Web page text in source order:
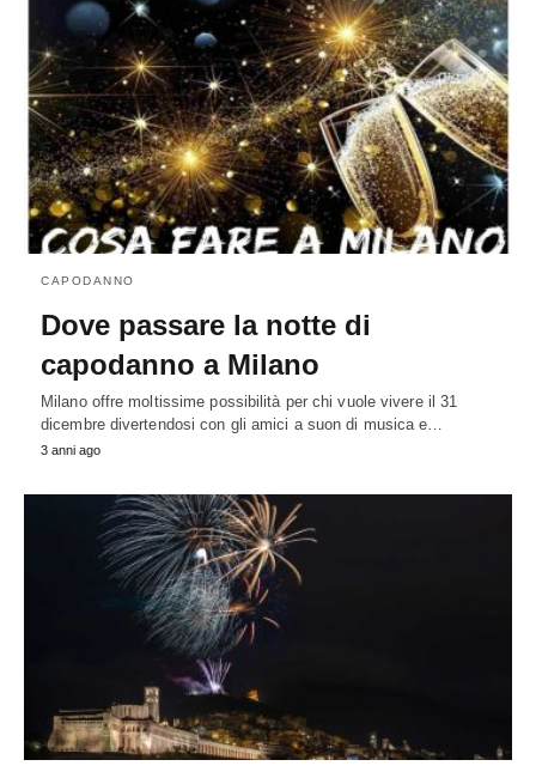
CAPODANNO
Dove passare la notte di
capodanno a Milano
Milano offre moltissime possibilità per chi vuole vivere il 31
dicembre divertendosi con gli amici a suon di musica e…
3 anni ago